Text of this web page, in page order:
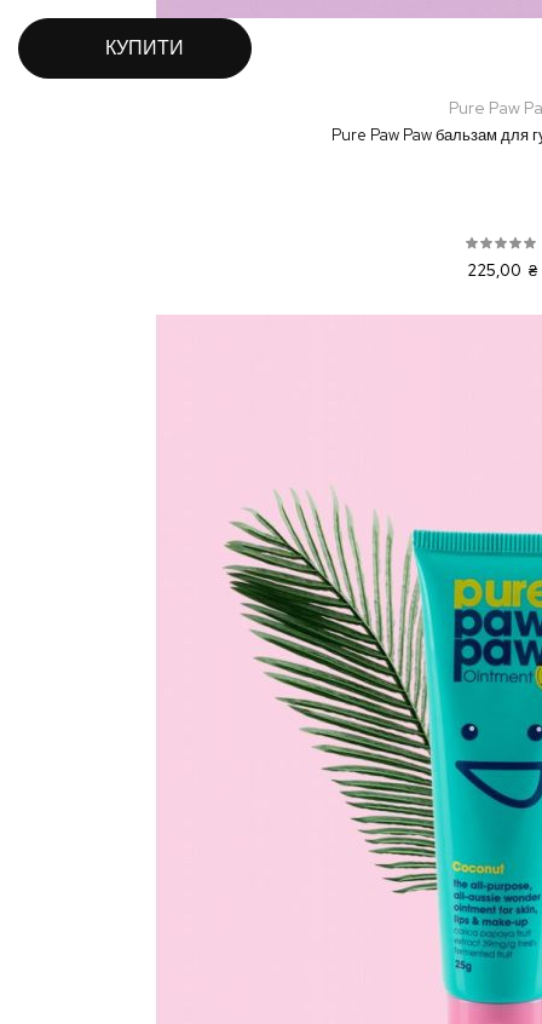
КУПИТИ
Pure Paw
Pure Paw Paw бальзам для
225,00 ₴